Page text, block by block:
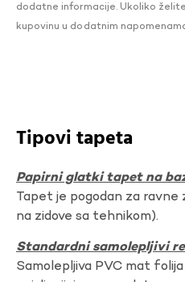
dodatne informacije. Ukoliko
kupovinu u dodatnim
Tipovi tapeta
Papirni glatki tapet na
Tapet je pogodan za ravne
na zidove sa tehnikom).
Standardni samolepljivi
Samolepljiva PVC mat